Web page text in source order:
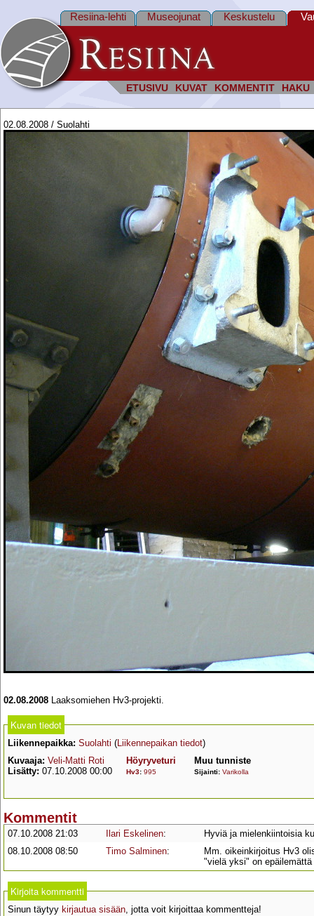
ETUSIVU KUVAT KOMMENTIT HAKU
Resiina-lehti Museojunat Keskustelu
02.08.2008 / Suolahti
02.08.2008 Laaksomiehen Hv3-projekti.
Kuvan tiedot
Liikennepaikka: Suolahti (Liikennepaikan tiedot)
Kuvaaja: Veli-Matti Roti
Lisätty: 07.10.2008 00:00
Höyryveturi
Hv3: 995
Muu tunniste
Sijainti: Varikolla
Kommentit
07.10.2008 21:03 Ilari Eskelinen:
Hyviä ja mielenkiintoisia
08.10.2008 08:50
Timo Salminen:
Mm. oikeinkirjoitus Hv3
"vielä yksi" on
Kirjoita kommentti
Sinun täytyy kirjautua sisään, jotta voit kirjoittaa kommentteja!